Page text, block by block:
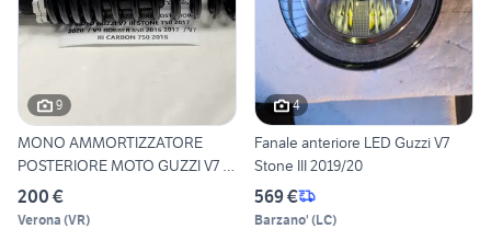
9
MONO AMMORTIZZATORE
POSTERIORE MOTO GUZZI V7 III
S
200 €
Verona (VR)
4
Fanale anteriore LED Guzzi V7
Stone III 2019/20
569 €
Barzano' (LC)